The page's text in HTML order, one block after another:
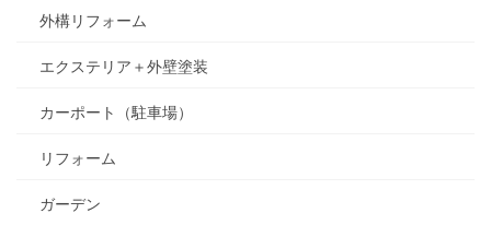
外構リフォーム
エクステリア＋外壁塗装
カーポート（駐車場）
リフォーム
ガーデン